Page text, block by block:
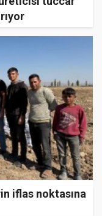
iflas noktasına